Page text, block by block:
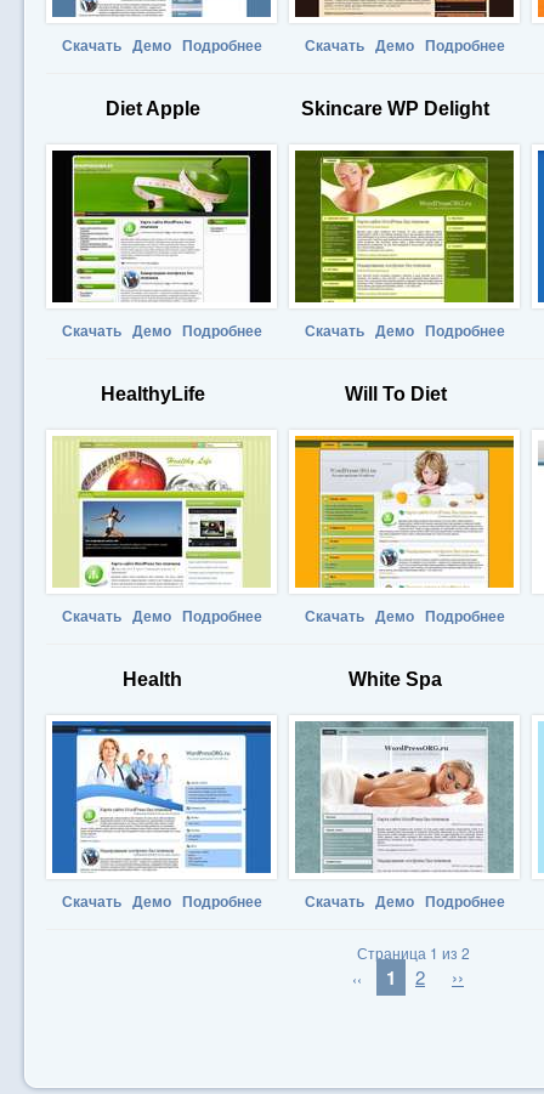
Скачать Демо Подробнее Скачать Демо Подробнее
Diet Apple
Скачать Демо Подробнее
Skincare WP Delight
Скачать Демо Подробнее
HealthyLife
Скачать Демо Подробнее
Will To Diet
Скачать Демо Подробнее
Health
Скачать Демо Подробнее
White Spa
Скачать Демо Подробнее
Страница 1 из 2
‹‹
1 2 ››